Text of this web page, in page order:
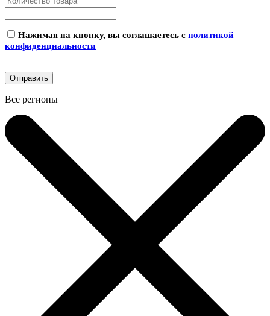
Нажимая на кнопку, вы соглашаетесь с политикой
конфиденциальности
Все регионы